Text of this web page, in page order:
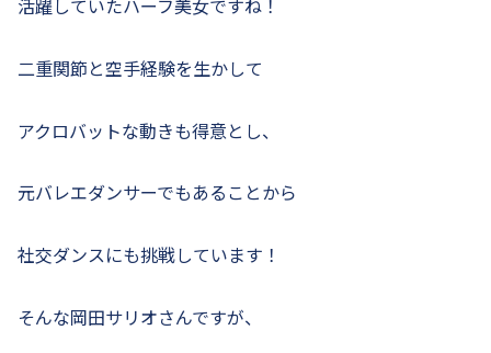
活躍していたハーフ美女ですね！
二重関節と空手経験を生かして
アクロバットな動きも得意とし、
元バレエダンサーでもあることから
社交ダンスにも挑戦しています！
そんな岡田サリオさんですが、